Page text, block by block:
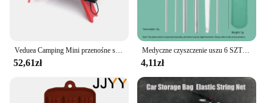
Veduea Camping Mini przenośne stół składany na piknik na świeżym powietrzu grill wycieczki stołowe ultralekki składany komputer łóżko biurko
52,61zł
Medyczne czyszczenie uszu 6 SZTUK Łyżka do uszu ze stali nierdzewnej 360 stopni Spiralne czyszczenie Utrzymuj czyszczenie uszu i zdrowy zestaw szufelek do uszu
4,11zł